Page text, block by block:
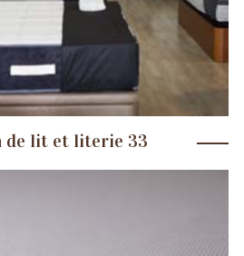
de lit et literie 33